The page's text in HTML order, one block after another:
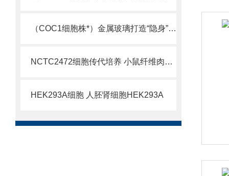
（COC1细胞株*）金属玻璃打造“隐身”加热器
NCTC2472细胞传代培养 小鼠纤维肉瘤细胞
HEK293A细胞 人胚肾细胞HEK293A